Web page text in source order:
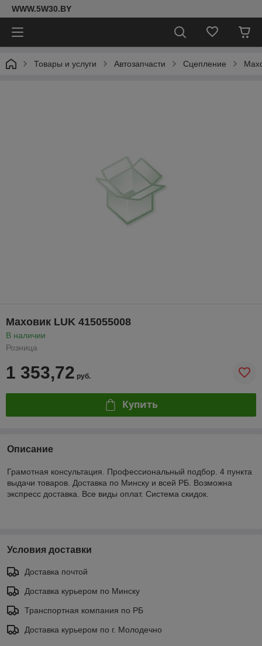
WWW.5W30.BY
Товары и услуги Автозапчасти Сцепление
Маховик LUK 415055008
В наличии
Розница
1 353,72 руб.
Купить
Описание
Грамотная консультация. Профессиональный подбор. 4 пункта
выдачи товаров. Доставка по Минску и всей РБ. Возможна
экспресс доставка. Все виды оплат. Система скидок.
Условия доставки
Доставка почтой
Доставка курьером по Минску
Транспортная компания по РБ
Доставка курьером по г. Молодечно